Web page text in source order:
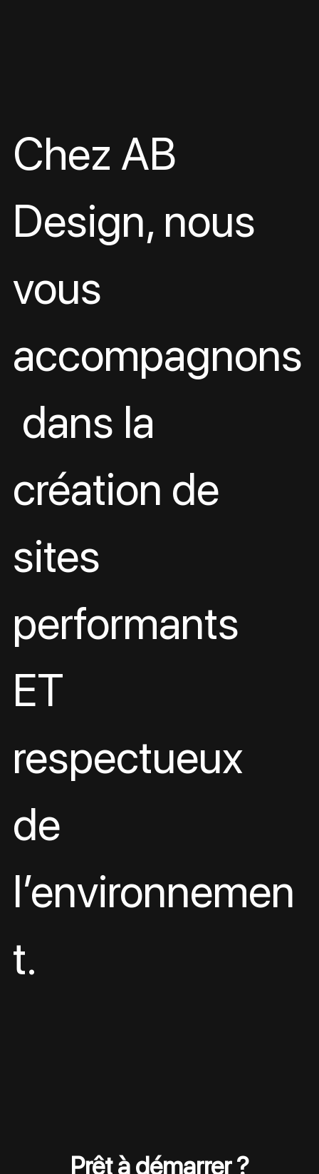
Chez AB
Design, nous
vous
accompagnons
dans la
création de
sites
performants
ET
respectueux
de
l’environnemen
t.
Prêt à démarrer ?